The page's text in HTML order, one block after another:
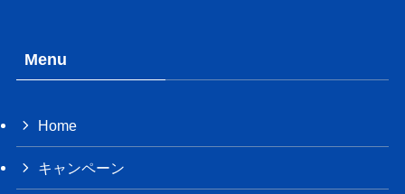
Menu
Home
キャンペーン